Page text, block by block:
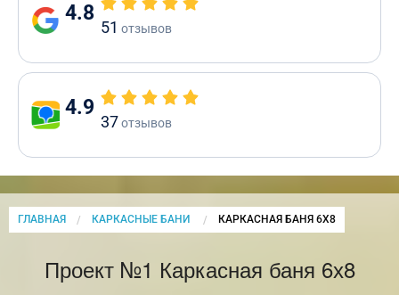
4.8
51 отзывов
4.9
37отзывов
ГЛАВНАЯ КАРКАСНЫЕ БАНИ CURRENT:
КАРКАСНАЯ БАНЯ 6Х8
Проект №1 Каркасная баня 6х8